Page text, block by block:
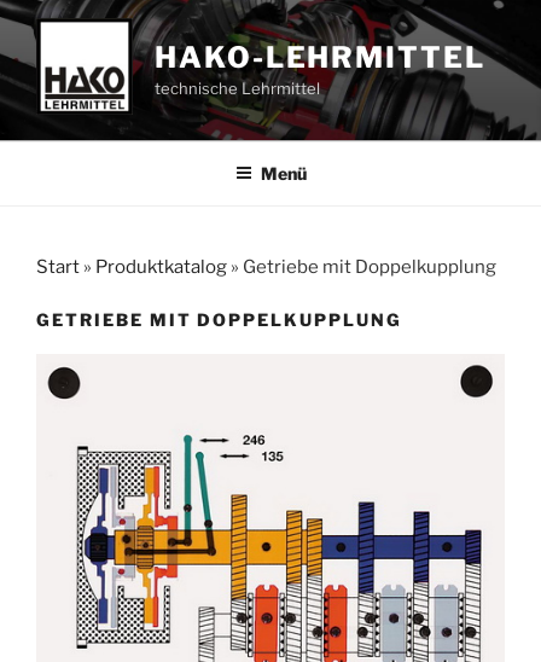
Zum
Inhalt
springen
HAKO-LEHRMITTEL
technische Lehrmittel
Menü
Start » Produktkatalog » Getriebe mit Doppelkupplung
GETRIEBE MIT DOPPELKUPPLUNG